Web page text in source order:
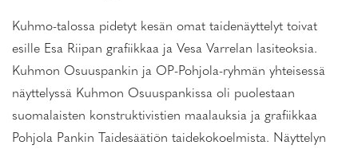
Kuhmo-talossa pidetyt kesän omat taidenäyttelyt toivat
esille Esa Riipan grafiikkaa ja Vesa Varrelan lasiteoksia.
Kuhmon Osuuspankin ja OP-Pohjola-ryhmän yhteisessä
näyttelyssä Kuhmon Osuuspankissa oli puolestaan
suomalaisten konstruktivistien maalauksia ja grafiikkaa
Pohjola Pankin Taidesäätiön taidekokoelmista. Näyttelyn